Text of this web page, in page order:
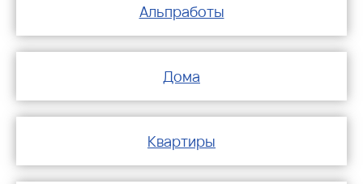
Альпработы
Дома
Квартиры